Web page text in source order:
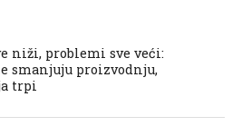
niži, problemi sve veći:
smanjuju proizvodnju,
trpi